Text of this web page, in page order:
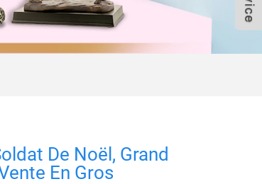
De Noël, Grand
En Gros